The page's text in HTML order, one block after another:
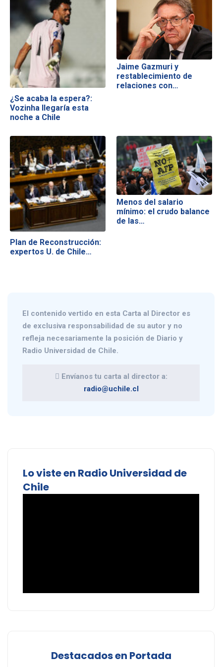
¿Se acaba la espera?:
Vozinha llegaría esta
noche a Chile
Jaime Gazmuri y
restablecimiento de
relaciones con…
Plan de Reconstrucción:
expertos U. de Chile…
Menos del salario
mínimo: el crudo balance
de las…
El contenido vertido en esta Carta al Director es
de exclusiva responsabilidad de su autor y no
refleja necesariamente la posición de Diario y
Radio Universidad de Chile.
Envíanos tu carta al director a:
radio@uchile.cl
Lo viste en Radio Universidad de
Chile
Destacados en Portada